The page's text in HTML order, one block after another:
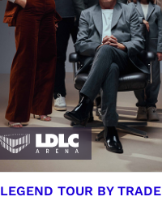
LEGEND TOUR BY TRADE